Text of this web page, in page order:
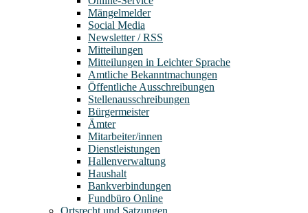
Mängelmelder
Social Media
Newsletter / RSS
Mitteilungen
Mitteilungen in Leichter Sprache
Amtliche Bekanntmachungen
Öffentliche Ausschreibungen
Stellenausschreibungen
Bürgermeister
Ämter
Mitarbeiter/innen
Dienstleistungen
Hallenverwaltung
Haushalt
Bankverbindungen
Fundbüro Online